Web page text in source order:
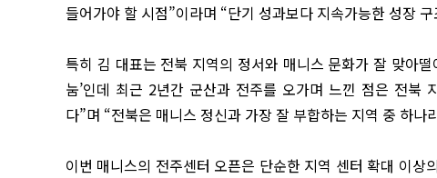
들어가야 할 시점”이라며 “단기 성과보다 지속가능한 성장
특히 김 대표는 전북 지역의 정서와 매니스 문화가 잘 맞아
눔’인데 최근 2년간 군산과 전주를 오가며 느낀 점은 전북
다”며 “전북은 매니스 정신과 가장 잘 부합하는 지역 중 하나
이번 매니스의 전주센터 오픈은 단순한 지역 센터 확대 이